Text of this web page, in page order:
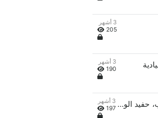
3 أشهر
205
3 أشهر
190
الفصل 40: الفصل 40: أكشن، لوك في حالة غضب، حفيد الوزير الأول 3 أشهر
197